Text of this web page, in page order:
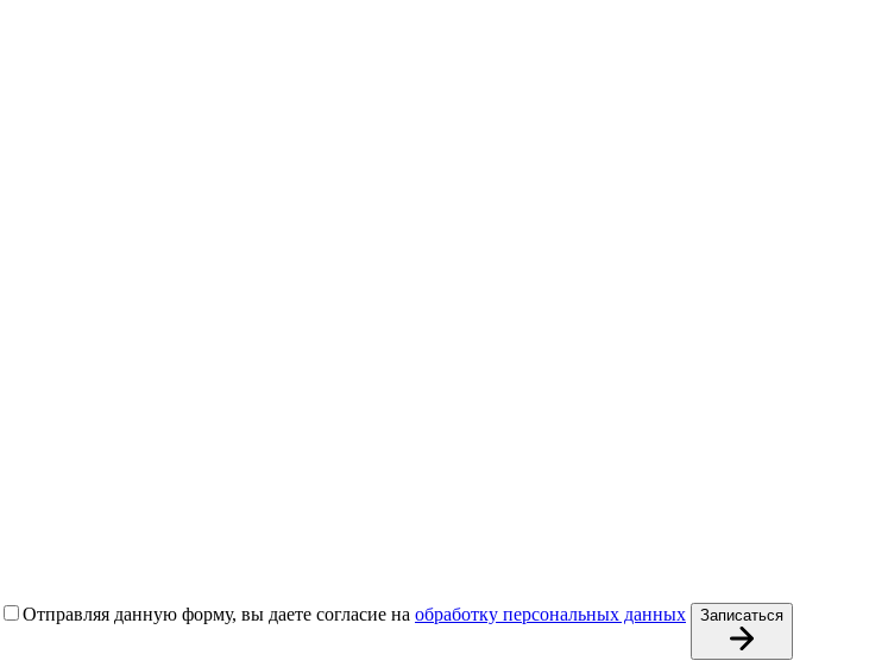
Отправляя данную форму, вы даете согласие на обработку персональных данных Записаться